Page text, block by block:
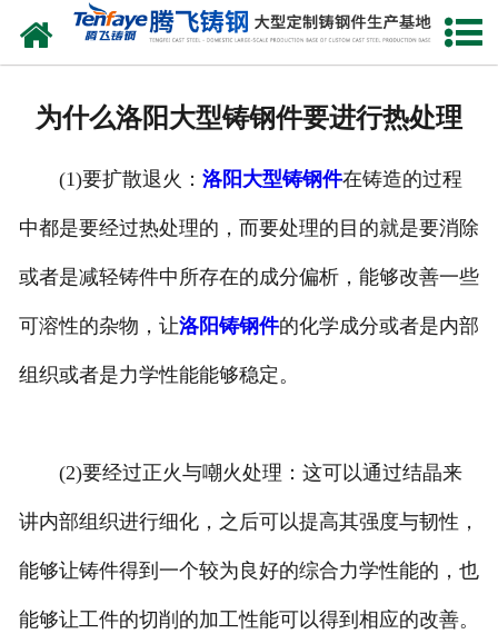
网站首页
生产能力
为什么洛阳大型铸钢件要进行热处理
(1)要扩散退火： 洛阳大型铸钢件在铸造的过程
中都是要经过热处理的，而要处理的目的就是要消除
或者是减轻铸件中所存在的成分偏析，能够改善一些
可溶性的杂物，让洛阳铸钢件的化学成分或者是内部
组织或者是力学性能能够稳定。
(2)要经过正火与嘲火处理：这可以通过结晶来
讲内部组织进行细化，之后可以提高其强度与韧性，
能够让铸件得到一个较为良好的综合力学性能的，也
能够让工件的切削的加工性能可以得到相应的改善。